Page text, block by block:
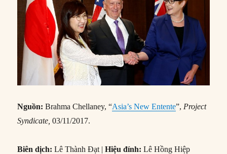
Nguồn:Brahma Chellaney, “Asia’s New Entente”, Project
Syndicate,03/11/2017.
Biên dịch:Lê Thành Đạt |Hiệu đính:Lê Hồng Hiệp